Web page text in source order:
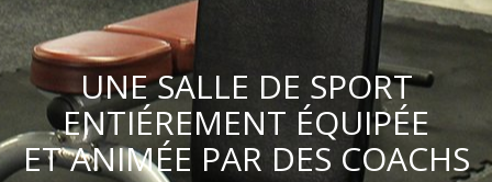
UNE SALLE DE SPORT
ENTIÉREMENT ÉQUIPÉE
ET ANIMÉE PAR DES COACHS